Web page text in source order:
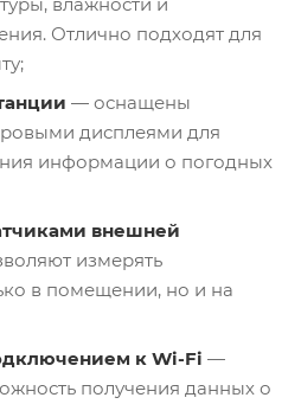
Отлично подходят для
— оснащены
дисплеями для
информации о погодных
внешней
измерять
в помещении, но и на
к Wi-Fi —
получения данных о